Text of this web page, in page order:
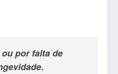
por falta de